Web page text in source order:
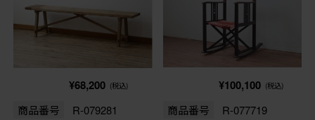
¥68,200 (税込)
商品番号 R-079281
¥100,100 (税込)
商品番号 R-077719